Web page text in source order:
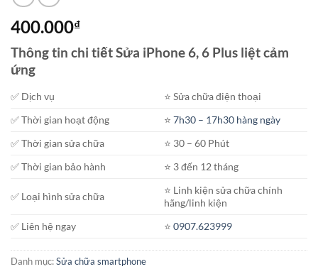
400.000₫
Thông tin chi tiết Sửa iPhone 6, 6 Plus liệt cảm
ứng
✅ Dịch vụ
⭐️ Sửa chữa điện thoại
✅ Thời gian hoạt động
⭐️7h30 – 17h30 hàng ngày
✅ Thời gian sửa chữa
⭐️ 30 – 60 Phút
✅ Thời gian bảo hành
⭐️ 3 đến 12 tháng
✅ Loại hình sửa chữa
⭐️ Linh kiện sửa chữa chính
hãng/linh kiện
✅ Liên hệ ngay
⭐️0907.623999
Danh mục:Sửa chữa smartphone